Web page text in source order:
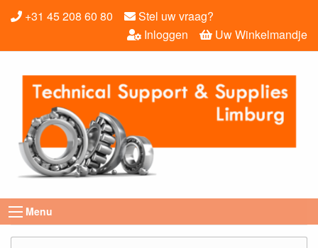
+31 45 208 60 80
Stel uw vraag?
Uw Winkelmandje
Inloggen
Menu